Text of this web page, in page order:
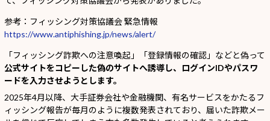
参考：フィッシング対策協議会 緊急情報
https://www.antiphishing.jp/news/alert/
「フィッシング詐欺への注意喚起」「登録情報の確認」などと偽って
公式サイトをコピーした偽のサイトへ誘導し、ログインIDやパスワ
ードを入力させようとします。
2025年4月以降、大手証券会社や金融機関、有名サービスをかたるフ
ィッシング報告が毎月のように複数発表されており、届いた詐欺メー